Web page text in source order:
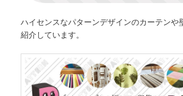
ハイセンスなパターンデザインのカーテンや
紹介しています。